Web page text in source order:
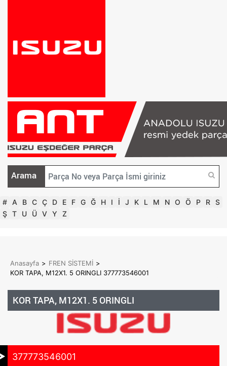
Arama
# A B C Ç D E F G Ğ H I İ J K L M N O Ö P R S
Ş T U Ü V Y Z
Anasayfa > FREN SİSTEMİ >
KOR TAPA, M12X1. 5 ORINGLI 377773546001
KOR TAPA, M12X1. 5 ORINGLI
377773546001